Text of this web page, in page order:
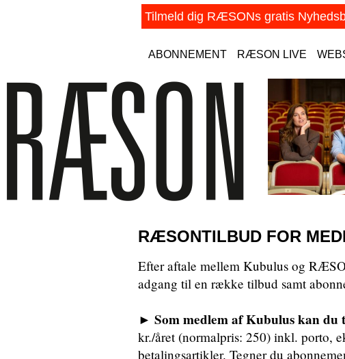
ABONNEMENT RÆSON LIVE
RÆSONTILBUD FOR
Efter aftale mellem Kubulus og
adgang til en række tilbud samt
► Som medlem af Kubulus kan du
kr./året (normalpris: 250) inkl. porto,
betalingsartikler. Tegner du